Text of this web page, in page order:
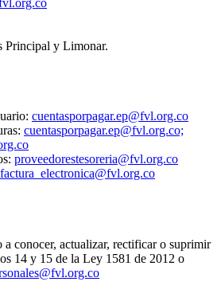
Principal y Limonar.
cuentasporpagar.ep@fvl.org.co
cuentasporpagar.ep@fvl.org.co;
proveedorestesoreria@fvl.org.co
factura_electronica@fvl.org.co
a conocer, actualizar, rectificar o suprimir
14 y 15 de la Ley 1581 de 2012 o